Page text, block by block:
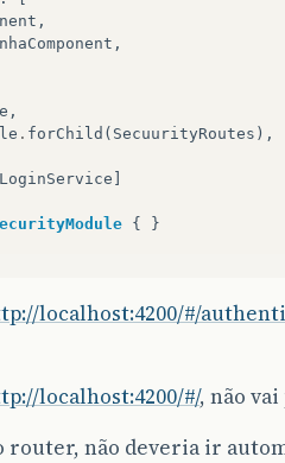
,
,
,
. forChild ( SecuurityRoutes ),
LoginService
{ }
localhost:4200/#/
localhost:4200/#/, não
router, não deveria ir